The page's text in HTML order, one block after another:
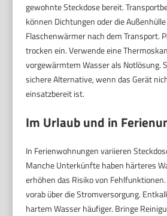
gewohnte Steckdose bereit.
können Dichtungen oder die
Flaschenwärmer nach dem Transport.
trocken ein. Verwende eine
vorgewärmtem Wasser als Notlösung.
sichere Alternative, wenn das Gerät
einsatzbereit ist.
Im Urlaub und in
In Ferienwohnungen variieren
Manche Unterkünfte haben härteres
erhöhen das Risiko von
vorab über die Stromversorgung.
hartem Wasser häufiger. Bringe